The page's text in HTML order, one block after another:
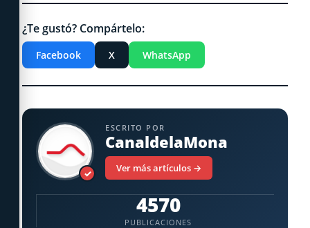
¿Te gustó? Compártelo:
Facebook X WhatsApp
✓
ESCRITO POR
CanaldelaMona
Ver más artículos →
4570
PUBLICACIONES